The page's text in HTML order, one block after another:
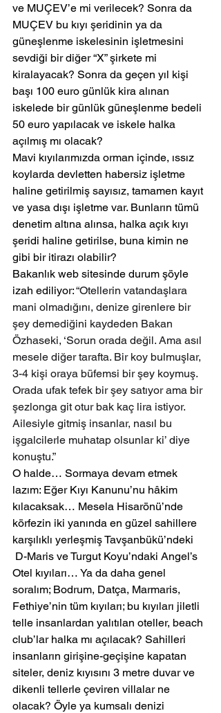
ve MUÇEV’e mi verilecek? Sonra da
MUÇEV bu kıyı şeridinin ya da
güneşlenme iskelesinin işletmesini
sevdiği bir diğer “X” şirkete mi
kiralayacak? Sonra da geçen yıl kişi
başı 100 euro günlük kira alınan
iskelede bir günlük güneşlenme bedeli
50 euro yapılacak ve iskele halka
açılmış mı olacak?
Mavi kıyılarımızda orman içinde, ıssız
koylarda devletten habersiz işletme
haline getirilmiş sayısız, tamamen kayıt
ve yasa dışı işletme var. Bunların tümü
denetim altına alınsa, halka açık kıyı
şeridi haline getirilse, buna kimin ne
gibi bir itirazı olabilir?
Bakanlık web sitesinde durum şöyle
izah ediliyor: “Otellerin vatandaşlara
mani olmadığını, denize girenlere bir
şey demediğini kaydeden Bakan
Özhaseki, ‘Sorun orada değil. Ama asıl
mesele diğer tarafta. Bir koy bulmuşlar,
3-4 kişi oraya büfemsi bir şey koymuş.
Orada ufak tefek bir şey satıyor ama bir
şezlonga git otur bak kaç lira istiyor.
Ailesiyle gitmiş insanlar, nasıl bu
işgalcilerle muhatap olsunlar ki’ diye
konuştu.”
O halde… Sormaya devam etmek
lazım: Eğer Kıyı Kanunu’nu hâkim
kılacaksak… Mesela Hisarönü’nde
körfezin iki yanında en güzel sahillere
karşılıklı yerleşmiş Tavşanbükü’ndeki
D-Maris ve Turgut Koyu’ndaki Angel’s
Otel kıyıları… Ya da daha genel
soralım; Bodrum, Datça, Marmaris,
Fethiye’nin tüm kıyıları; bu kıyıları jiletli
telle insanlardan yalıtılan oteller, beach
club’lar halka mı açılacak? Sahilleri
insanların girişine-geçişine kapatan
siteler, deniz kıyısını 3 metre duvar ve
dikenli tellerle çeviren villalar ne
olacak? Öyle ya kumsalı denizi